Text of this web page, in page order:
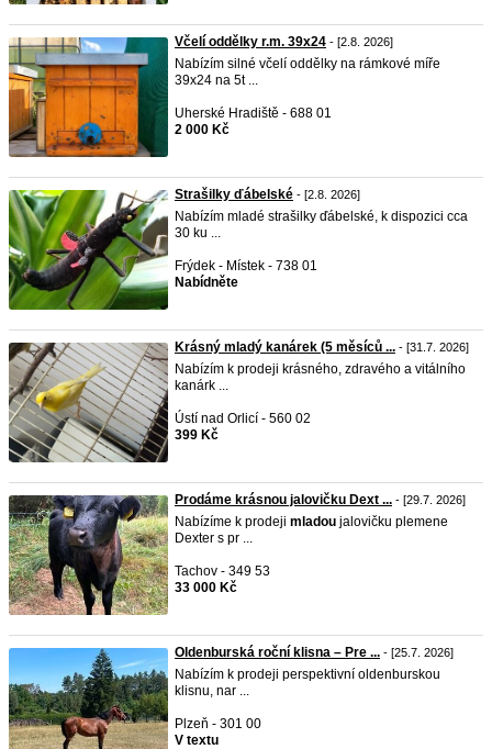
Včelí oddělky r.m. 39x24 - [2.8. 2026]
Nabízím silné včelí oddělky na rámkové míře
39x24 na 5t ...
Uherské Hradiště - 688 01
2 000 Kč
Strašilky ďábelské - [2.8. 2026]
Nabízím mladé strašilky ďábelské, k dispozici cca
30 ku ...
Frýdek - Místek - 738 01
Nabídněte
Krásný mladý kanárek (5 měsíců ... - [31.7. 2026]
Nabízím k prodeji krásného, zdravého a vitálního
kanárk ...
Ústí nad Orlicí - 560 02
399 Kč
Prodáme krásnou jalovičku Dext ... - [29.7. 2026]
Nabízíme k prodeji mladou jalovičku plemene
Dexter s pr ...
Tachov - 349 53
33 000 Kč
Oldenburská roční klisna – Pre ... - [25.7. 2026]
Nabízím k prodeji perspektivní oldenburskou
klisnu, nar ...
Plzeň - 301 00
V textu